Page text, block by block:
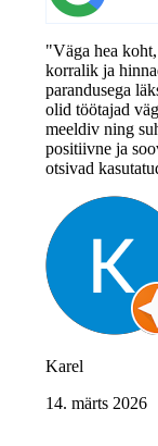
"Väga hea
korralik ja
parandusega
olid töötajad
meeldiv ning
positiivne ja
otsivad
Karel
14. märts 2026